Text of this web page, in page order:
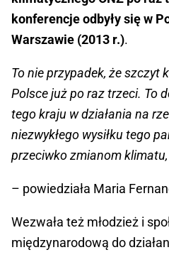
konferencje odbyły się w
Warszawie (2013 r.).
To nie przypadek, że szczyt
Polsce już po raz trzeci. To
tego kraju w działania na
niezwykłego wysiłku tego
przeciwko zmianom
– powiedziała Maria
Wezwała też młodzież i
międzynarodową do